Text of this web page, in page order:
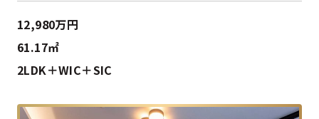
12,980万円
61.17㎡
2LDK＋WIC＋SIC